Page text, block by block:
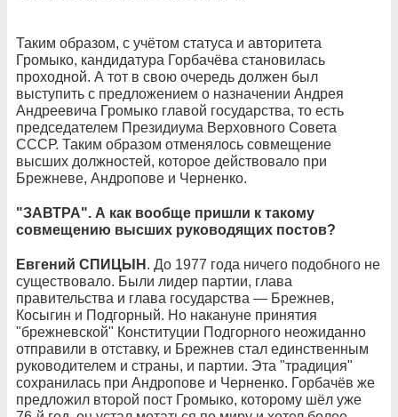
Таким образом, с учётом статуса и авторитета
Громыко, кандидатура Горбачёва становилась
проходной. А тот в свою очередь должен был
выступить с предложением о назначении Андрея
Андреевича Громыко главой государства, то есть
председателем Президиума Верховного Совета
СССР. Таким образом отменялось совмещение
высших должностей, которое действовало при
Брежневе, Андропове и Черненко.
"ЗАВТРА". А как вообще пришли к такому
совмещению высших руководящих постов?
Евгений СПИЦЫН . До 1977 года ничего подобного не
существовало. Были лидер партии, глава
правительства и глава государства — Брежнев,
Косыгин и Подгорный. Но накануне принятия
"брежневской" Конституции Подгорного неожиданно
отправили в отставку, и Брежнев стал единственным
руководителем и страны, и партии. Эта "традиция"
сохранилась при Андропове и Черненко. Горбачёв же
предложил второй пост Громыко, которому шёл уже